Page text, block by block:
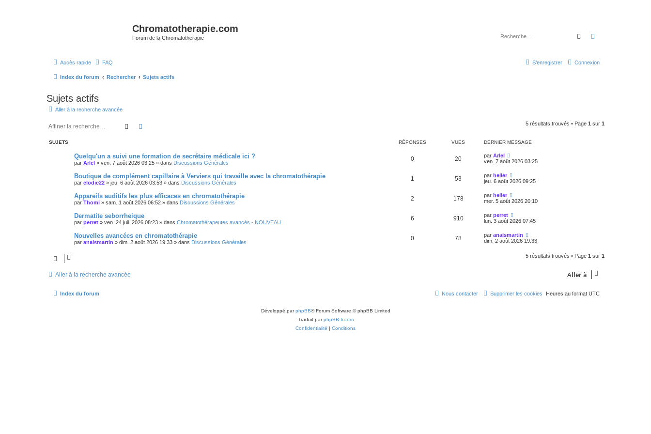
Chromatotherapie.com
Forum de la Chromatotherapie Rechercher
Accès rapide FAQ Connexion
S’enregistrer
Index du forum Rechercher Sujets actifs
Sujets actifs
Aller à la recherche avancée
Rechercher 5 résultats trouvés • Page 1 sur 1
SUJETS RÉPONSES VUES DERNIER MESSAGE
Quelqu'un a suivi une formation de secrétaire médicale ici ?
par Arlel » ven. 7 août 2026 03:25 » dans Discussions Générales
0 20 par Arlel
ven. 7 août 2026 03:25
Boutique de complément capillaire à Verviers qui travaille avec la chromatothérapie
par elodie22 » jeu. 6 août 2026 03:53 » dans Discussions Générales
1 53 par heller
jeu. 6 août 2026 09:25
Appareils auditifs les plus efficaces en chromatothérapie
par Thomi » sam. 1 août 2026 06:52 » dans Discussions Générales
2 178 par heller
mer. 5 août 2026 20:10
Dermatite seborrheique
par perret » ven. 24 juil. 2026 08:23 » dans Chromatothérapeutes avancés - NOUVEAU
6 910 par perret
lun. 3 août 2026 07:45
Nouvelles avancées en chromatothérapie
par anaismartin » dim. 2 août 2026 19:33 » dans Discussions Générales
0 78 par anaismartin
dim. 2 août 2026 19:33
5 résultats trouvés • Page 1 sur 1
Aller à la recherche avancée Aller à
Index du forum Heures au format UTC
Supprimer les cookies
Nous contacter
Développé parphpBB® Forum Software © phpBB Limited
Traduit parphpBB-fr.com
Confidentialité | Conditions